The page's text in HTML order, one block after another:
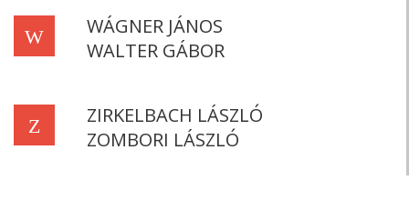
W
WÁGNER JÁNOS
WALTER GÁBOR
Z
ZIRKELBACH LÁSZLÓ
ZOMBORI LÁSZLÓ